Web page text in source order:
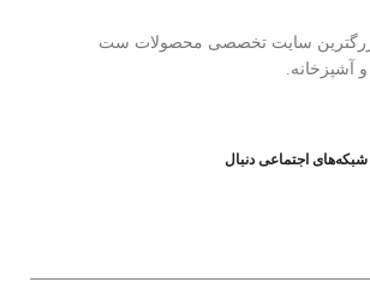
بزرگترین سایت تخصصی محصولات ست
آشپزخانه.
شبکه‌های اجتماعی دنبال